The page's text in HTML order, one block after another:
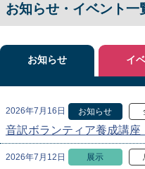
お知らせ・イベント一
お知らせ
2026年7月16日 お知らせ
音訳ボランティア養成講座
2026年7月12日 展示
イ